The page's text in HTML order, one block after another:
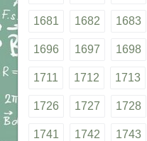
1681 1682 1683
1696 1697 1698
1711 1712 1713
1726 1727 1728
1741 1742 1743